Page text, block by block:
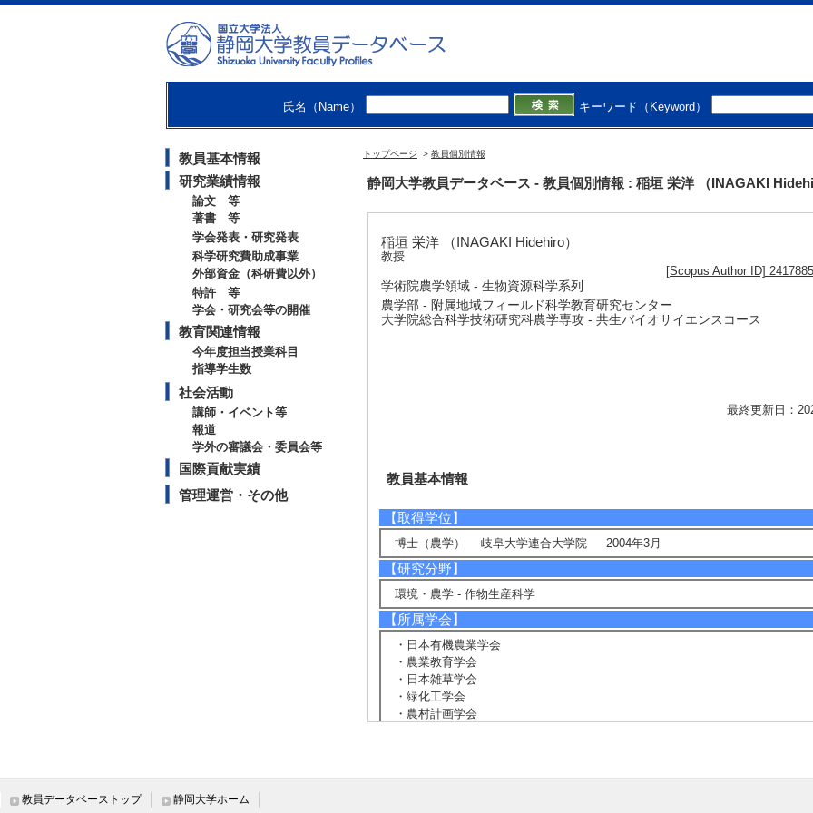
氏名（Name） キーワード（Keyword）
教員基本情報
研究業績情報
論文 等
著書 等
学会発表・研究発表
科学研究費助成事業
外部資金（科研費以外）
特許 等
学会・研究会等の開催
教育関連情報
今年度担当授業科目
指導学生数
社会活動
講師・イベント等
報道
学外の審議会・委員会等
国際貢献実績
管理運営・その他
トップページ > 教員個別情報
静岡大学教員データベース - 教員個別情報 : 稲垣 栄洋 （INAGAKI
稲垣 栄洋 （INAGAKI Hidehiro）
教授
[Scopus Author ID]
学術院農学領域 - 生物資源科学系列
農学部 - 附属地域フィールド科学教育研究センター
大学院総合科学技術研究科農学専攻 - 共生バイオサイエンスコース
最終更新日：
教員基本情報
【取得学位】
博士（農学） 岐阜大学連合大学院 2004年3月
【研究分野】
環境・農学 - 作物生産科学
【所属学会】
・日本有機農業学会
・農業教育学会
・日本雑草学会
・緑化工学会
・農村計画学会
教員データベーストップ 静岡大学ホーム